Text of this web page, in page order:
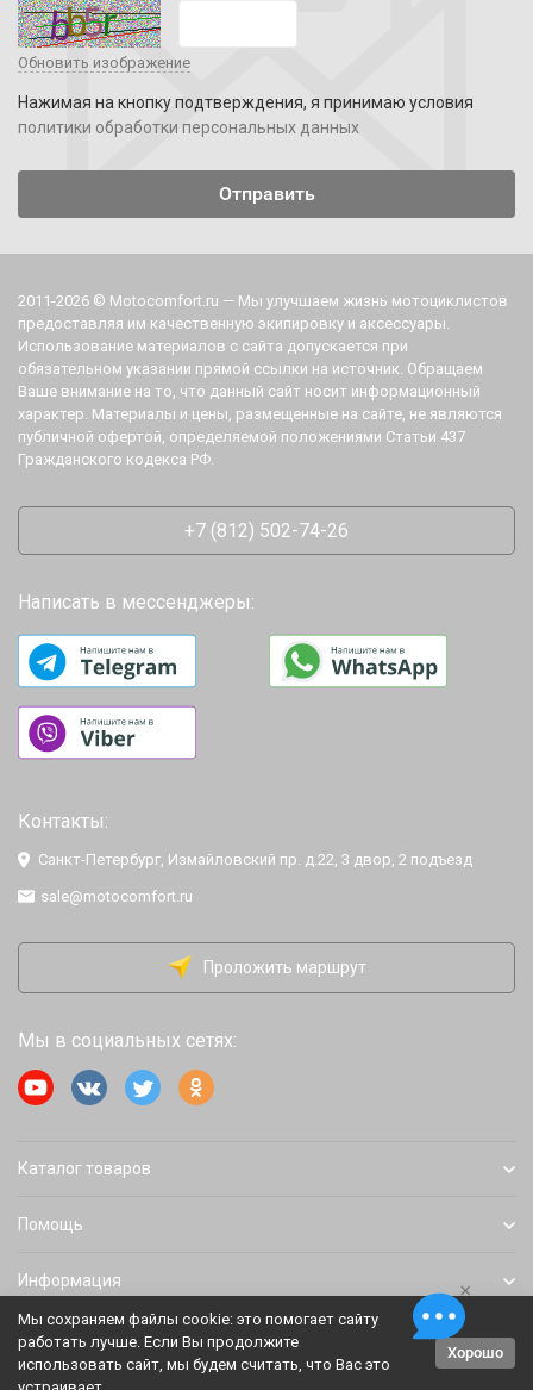
Обновить изображение
Нажимая на кнопку подтверждения, я принимаю условия
политики обработки персональных данных
2011-2026 © Motocomfort.ru — Мы улучшаем жизнь мотоциклистов
предоставляя им качественную экипировку и аксессуары.
Использование материалов с сайта допускается при
обязательном указании прямой ссылки на источник. Обращаем
Ваше внимание на то, что данный сайт носит информационный
характер. Материалы и цены, размещенные на сайте, не являются
публичной офертой, определяемой положениями Статьи 437
Гражданского кодекса РФ.
+7 (812) 502-74-26
Написать в мессенджеры:
Контакты:
Санкт-Петербург, Измайловский пр. д.22, 3 двор, 2 подъезд
sale@motocomfort.ru
Проложить маршрут
Мы в социальных сетях:
Каталог товаров
Помощь
Информация
Политика персональных данных
Мы сохраняем файлы cookie: это помогает сайту
работать лучше. Если Вы продолжите
использовать сайт, мы будем считать, что Вас это
Хорошо
×